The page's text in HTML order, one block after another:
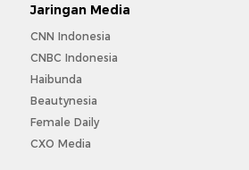
Jaringan Media
CNN Indonesia
CNBC Indonesia
Haibunda
Beautynesia
Female Daily
CXO Media